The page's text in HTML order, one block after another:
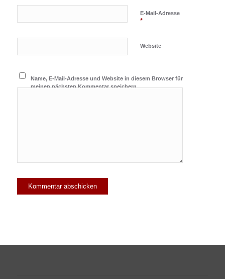
E-Mail-Adresse
*
Website
Name, E-Mail-Adresse und Website in diesem Browser für
meinen nächsten Kommentar speichern.